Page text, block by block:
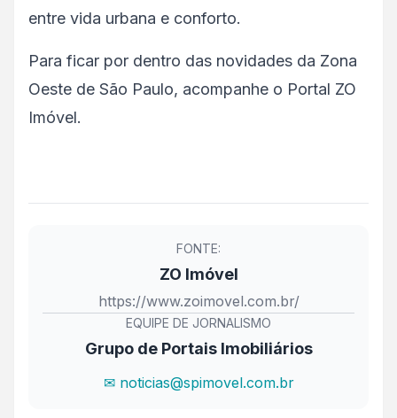
entre vida urbana e conforto.
Para ficar por dentro das novidades da Zona
Oeste de São Paulo, acompanhe o Portal ZO
Imóvel.
FONTE:
ZO Imóvel
https://www.zoimovel.com.br/
EQUIPE DE JORNALISMO
Grupo de Portais Imobiliários
✉ noticias@spimovel.com.br